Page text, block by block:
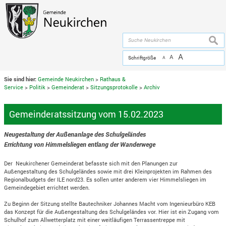
Zum Inhalt,zur Navigation
Schriftgröße A A A
Sie sind hier: Gemeinde Neukirchen > Rathaus &
Service > Politik >Gemeinderat >Sitzungsprotokolle >Archiv
Gemeinderatssitzung vom 15.02.2023
Neugestaltung der Außenanlage des Schulgeländes
Errichtung von Himmelsliegen entlang der Wanderwege
Der Neukirchener Gemeinderat befasste sich mit den Planungen zur
Außengestaltung des Schulgeländes sowie mit drei Kleinprojekten im Rahmen des
Regionalbudgets der ILE nord23. Es sollen unter anderem vier Himmelsliegen im
Gemeindegebiet errichtet werden.
Zu Beginn der Sitzung stellte Bautechniker Johannes Macht vom Ingenieurbüro KEB
das Konzept für die Außengestaltung des Schulgeländes vor. Hier ist ein Zugang vom
Schulhof zum Allwetterplatz mit einer weitläufigen Terrassentreppe mit